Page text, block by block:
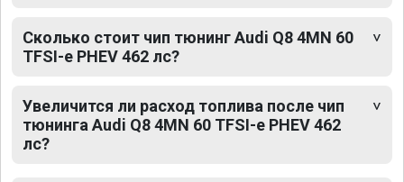
Сколько стоит чип тюнинг Audi Q8 4MN 60
TFSI-e PHEV 462 лс?
Увеличится ли расход топлива после чип
тюнинга Audi Q8 4MN 60 TFSI-e PHEV 462
лс?